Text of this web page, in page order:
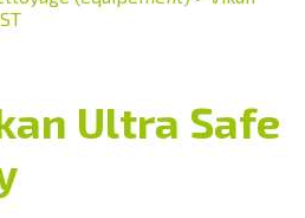
Ultra Safe